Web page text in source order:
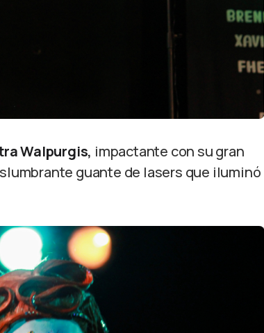
Walpurgis, impactante con su gran
guante de lasers que iluminó